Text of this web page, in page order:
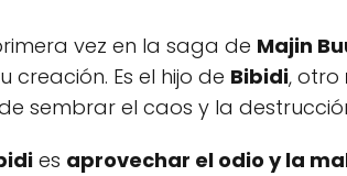
vez en la saga de Majin
Es el hijo de Bibidi, otro
sembrar el caos y la
es aprovechar el odio y la